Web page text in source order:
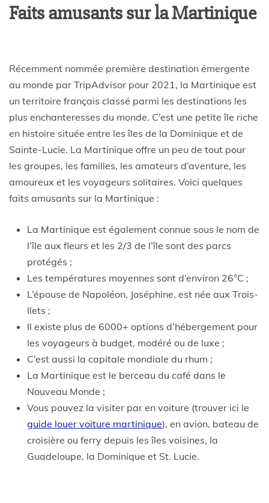
Faits amusants sur la Martinique
Récemment nommée première destination émergente
au monde par TripAdvisor pour 2021, la Martinique est
un territoire français classé parmi les destinations les
plus enchanteresses du monde. C’est une petite île riche
en histoire située entre les îles de la Dominique et de
Sainte-Lucie. La Martinique offre un peu de tout pour
les groupes, les familles, les amateurs d’aventure, les
amoureux et les voyageurs solitaires. Voici quelques
faits amusants sur la Martinique :
La Martinique est également connue sous le nom de
l’île aux fleurs et les 2/3 de l’île sont des parcs
protégés ;
Les températures moyennes sont d’environ 26°C ;
L’épouse de Napoléon, Joséphine, est née aux Trois-
Ilets ;
Il existe plus de 6000+ options d’hébergement pour
les voyageurs à budget, modéré ou de luxe ;
C’est aussi la capitale mondiale du rhum ;
La Martinique est le berceau du café dans le
Nouveau Monde ;
Vous pouvez la visiter par en voiture (trouver ici le
guide louer voiture martinique), en avion, bateau de
croisière ou ferry depuis les îles voisines, la
Guadeloupe, la Dominique et St. Lucie.